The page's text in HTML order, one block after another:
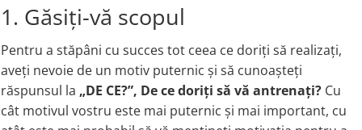
Reishi Ciuperca (Ganoderma)
Resveratrol
S
Saw Palmetto (Palmier Pitic)
Seleniu
Serapeptaza
1. Găsiți-vă scopul
Pentru a stăpâni cu succes tot ceea ce doriți să realizați,
aveți nevoie de un motiv puternic și să cunoașteți
răspunsul la „DE CE?”, De ce doriți să vă antrenați? Cu
cât motivul vostru este mai puternic și mai important, cu